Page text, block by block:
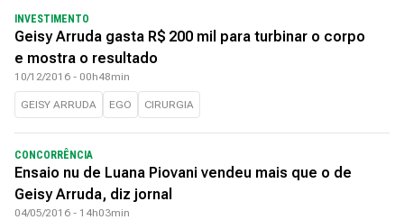
INVESTIMENTO
Geisy Arruda gasta R$ 200 mil para turbinar o corpo
e mostra o resultado
10/12/2016 - 00h48min
GEISY ARRUDA EGO CIRURGIA
CONCORRÊNCIA
Ensaio nu de Luana Piovani vendeu mais que o de
Geisy Arruda, diz jornal
04/05/2016 - 14h03min